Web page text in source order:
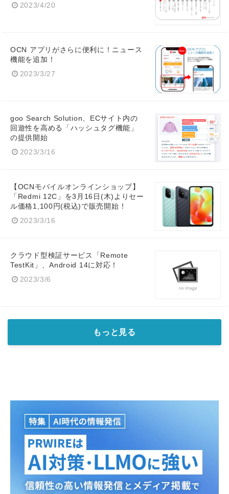
2023/4/20
OCN アプリがさらに便利に！ニュース
機能を追加！
2023/3/27
goo Search Solution、ECサイト内の
回遊性を高める「ハッシュタグ機能」
の提供開始
2023/3/16
【OCNモバイルオンラインショップ】
「Redmi 12C」を3月16日(木)よりセー
ル価格1,100円(税込)で販売開始！
2023/3/16
クラウド型検証サービス「Remote
TestKit」、Android 14に対応！
2023/3/6
もっと見る
English